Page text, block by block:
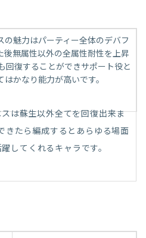
の魅力はパーティー全体のデバフ
後無属性以外の全属性耐性を上昇
回復することができサポート役と
はかなり能力が高いです。
は蘇生以外全てを回復出来ま
きたら編成するとあらゆる場面
してくれるキャラです。